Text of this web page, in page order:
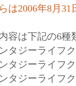
は2006年8月31
容は下記の6種
タジーライフ
タジーライフ
タジーライフ